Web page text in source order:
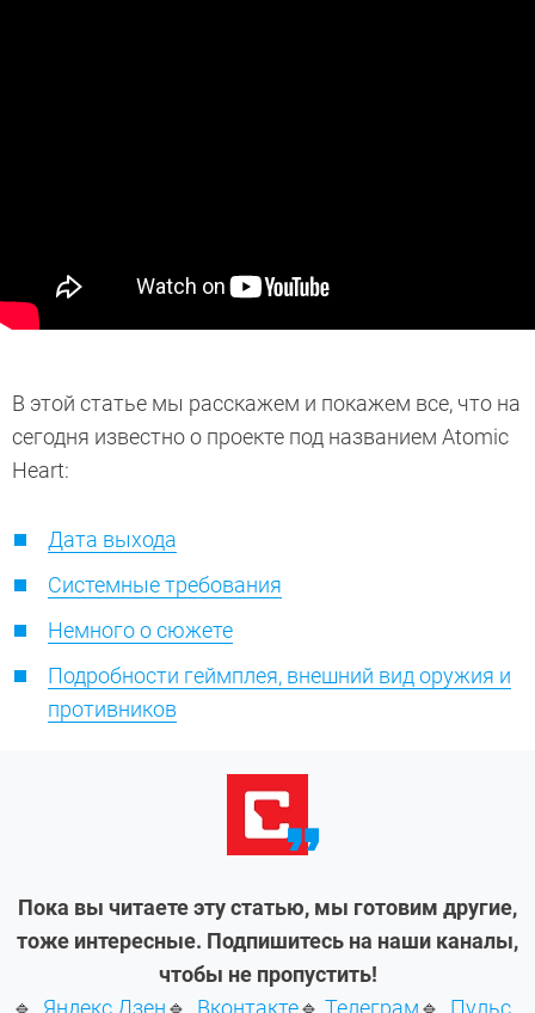
В этой статье мы расскажем и покажем все, что на
сегодня известно о проекте под названием Atomic
Heart:
Дата выхода
Системные требования
Немного о сюжете
Подробности геймплея, внешний вид оружия и
противников
Пока вы читаете эту статью, мы готовим другие,
тоже интересные. Подпишитесь на наши каналы,
чтобы не пропустить!
🔹 Яндекс.Дзен🔹 Вконтакте🔹 Телеграм🔹 Пульс